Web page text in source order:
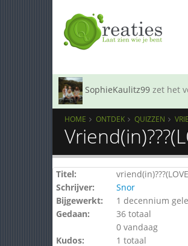
SophieKaulitz99 zet het
HOME ONTDEK QUIZZEN
Titel:
Schrijver:
Snor
Bijgewerkt:
1 decennium
Gedaan:
36 totaal
0 vandaag
Kudos:
1 totaal